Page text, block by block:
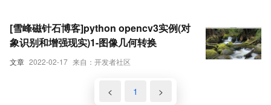
文章 2022-02-17 来自：开发者社区
[雪峰磁针石博客]python opencv3实例(对
象识别和增强现实)1-图像几何转换
< 1 >